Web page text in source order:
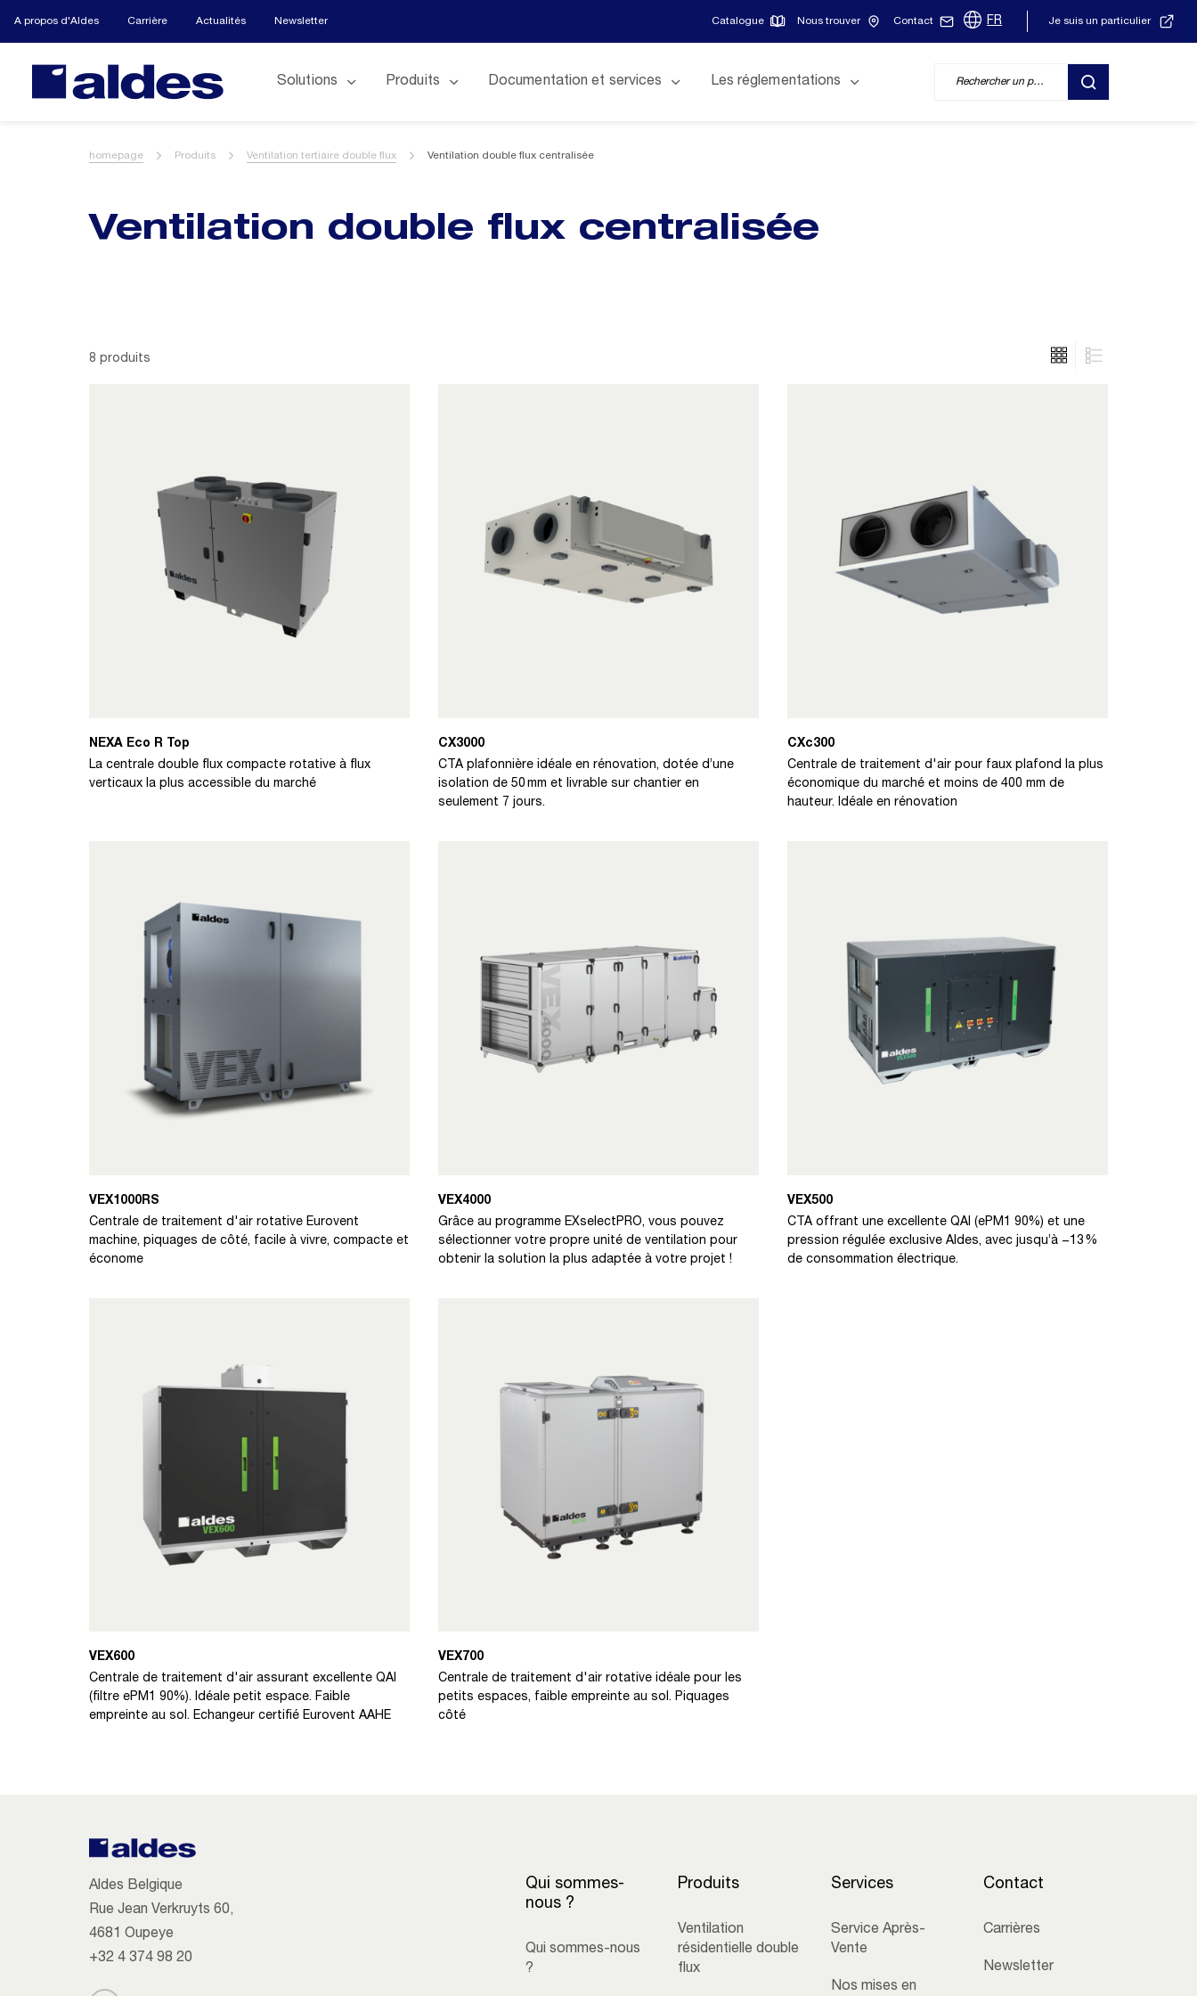
A propos d'Aldes Carrière Actualités Newsletter Catalogue Nous trouver Contact FR Je suis un particulier
Solutions Produits Documentation et services Les réglementations
RECHERCHER
homepage Produits Ventilation tertiaire double flux Ventilation double flux centralisée
Ventilation double flux centralisée
8 produits
NEXA Eco R Top
La centrale double flux compacte rotative à flux
verticaux la plus accessible du marché
CX3000
CTA plafonnière idéale en rénovation, dotée d’une
isolation de 50 mm et livrable sur chantier en
seulement 7 jours.
CXc300
Centrale de traitement d'air pour faux plafond la plus
économique du marché et moins de 400 mm de
hauteur. Idéale en rénovation
VEX1000RS
Centrale de traitement d'air rotative Eurovent
machine, piquages de côté, facile à vivre, compacte et
économe
VEX4000
Grâce au programme EXselectPRO, vous pouvez
sélectionner votre propre unité de ventilation pour
obtenir la solution la plus adaptée à votre projet !
VEX500
CTA offrant une excellente QAI (ePM1 90%) et une
pression régulée exclusive Aldes, avec jusqu’à −13 %
de consommation électrique.
VEX600
Centrale de traitement d'air assurant excellente QAI
(filtre ePM1 90%). Idéale petit espace. Faible
empreinte au sol. Echangeur certifié Eurovent AAHE
VEX700
Centrale de traitement d'air rotative idéale pour les
petits espaces, faible empreinte au sol. Piquages
côté
Aldes Belgique
Rue Jean Verkruyts 60,
4681 Oupeye
+32 4 374 98 20
Qui sommes-
nous ?
Qui sommes-nous
?
Produits
Ventilation
résidentielle double
flux
Services
Service Après-
Vente
Nos mises en
Contact
Carrières
Newsletter